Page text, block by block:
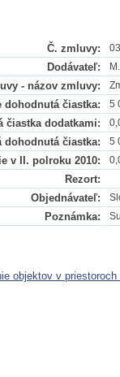
Č. zmluvy:
Dodávateľ:
- názov zmluvy:
dohodnutá čiastka: 5
čiastka dodatkami:
dohodnutá čiastka: 5
v II. polroku 2010:
Rezort:
Objednávateľ:
Poznámka:
objektov v